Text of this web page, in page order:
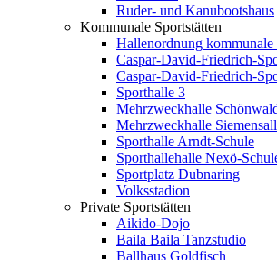
Ruder- und Kanubootshaus
Kommunale Sportstätten
Hallenordnung kommunale
Caspar-David-Friedrich-
Caspar-David-Friedrich-
Sporthalle 3
Mehrzweckhalle
Mehrzweckhalle
Sporthalle Arndt-Schule
Sporthallehalle Nexö-
Sportplatz Dubnaring
Volksstadion
Private Sportstätten
Aikido-Dojo
Baila Baila Tanzstudio
Ballhaus Goldfisch